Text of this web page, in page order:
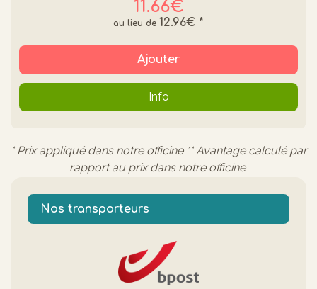
11.66€
12.96€ *
Ajouter
Info
* Prix appliqué dans notre officine ** Avantage calculé par
rapport au prix dans notre officine
Nos transporteurs